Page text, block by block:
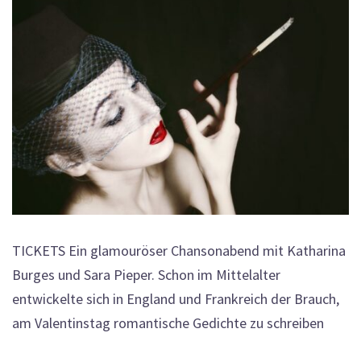
TICKETS Ein glamouröser Chansonabend mit Katharina
Burges und Sara Pieper. Schon im Mittelalter
entwickelte sich in England und Frankreich der Brauch,
am Valentinstag romantische Gedichte zu schreiben